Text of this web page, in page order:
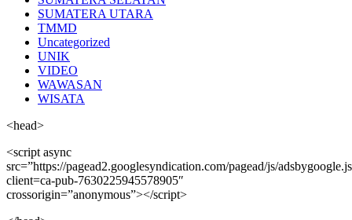
SUMATERA UTARA
TMMD
Uncategorized
UNIK
VIDEO
WAWASAN
WISATA
<head>
<script async
src=”https://pagead2.googlesyndication.com/pagead/js/
client=ca-pub-7630225945578905″
crossorigin=”anonymous”></script>